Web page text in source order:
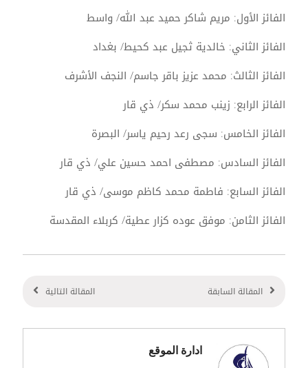
الفائز الأول: مريم شاكر حميد عبد الله/ واسط
الفائز الثاني: خالدية ثجيل عبد كحيط/ بغداد
الفائز الثالث: محمد عزيز باقر جاسم/ النجف الأشرف
الفائز الرابع: زينب محمد سكر/ ذي قار
الفائز الخامس: سجى رعد رحيم ياسر/ البصرة
الفائز السادس: مصطفى احمد حسين علي/ ذي قار
الفائز السابع: فاطمة محمد كاظم موسى/ ذي قار
الفائز الثامن: موفق عوده كزار عطية/ كربلاء المقدسة
المقالة السابقة المقالة التالية
ادارة الموقع